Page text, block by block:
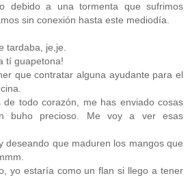
debido a una tormenta que sufrimos
sin conexión hasta este mediodía.
tardaba, je,je.
tí guapetona!
que contratar alguna ayudante para el
de todo corazón, me has enviado cosas
buho precioso. Me voy a ver esas
deseando que maduren los mangos que
yo estaría como un flan si llego a tener